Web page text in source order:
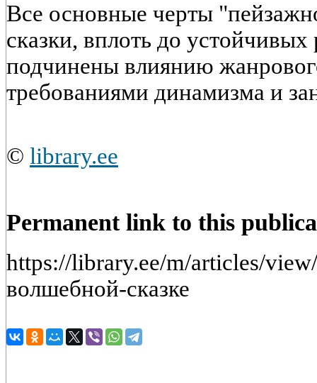
Все основные черты
сказки, вплоть до
подчинены влиянию
требованиями динамизма и
© library.ee
Permanent link to this
https://library.ee/m/articles/
волшебной-сказке